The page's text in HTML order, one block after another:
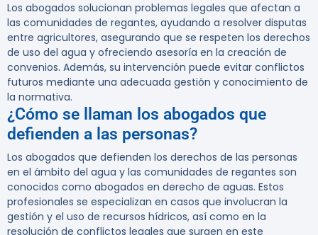
Los abogados solucionan problemas legales que afectan a
las comunidades de regantes, ayudando a resolver disputas
entre agricultores, asegurando que se respeten los derechos
de uso del agua y ofreciendo asesoría en la creación de
convenios. Además, su intervención puede evitar conflictos
futuros mediante una adecuada gestión y conocimiento de
la normativa.
¿Cómo se llaman los abogados que
defienden a las personas?
Los abogados que defienden los derechos de las personas
en el ámbito del agua y las comunidades de regantes son
conocidos como abogados en derecho de aguas. Estos
profesionales se especializan en casos que involucran la
gestión y el uso de recursos hídricos, así como en la
resolución de conflictos legales que surgen en este